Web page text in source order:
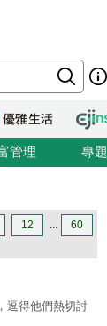
管理 專題
12 ... 60
逗得他們熱切討